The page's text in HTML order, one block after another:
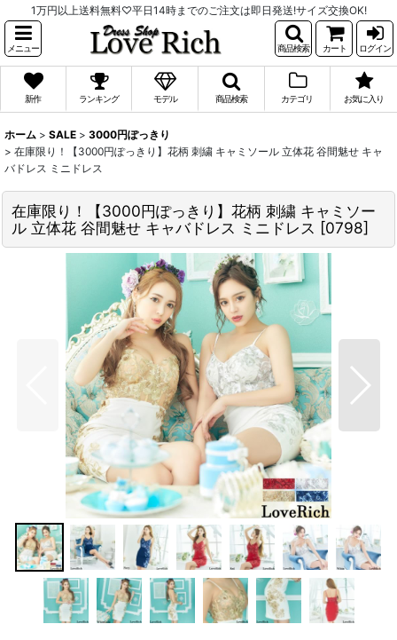
1万円以上送料無料♡平日14時までのご注文は即日発送!サイズ交換OK!
メニュー 商品検索 カート ログイン
新作 ランキング モデル 商品検索 カテゴリ お気に入り
ホーム > SALE > 3000円ぽっきり
> 在庫限り！【3000円ぽっきり】花柄 刺繍 キャミソール 立体花 谷間魅せ キャ
バドレス ミニドレス
在庫限り！【3000円ぽっきり】花柄 刺繍 キャミソー
ル 立体花 谷間魅せ キャバドレス ミニドレス [0798]